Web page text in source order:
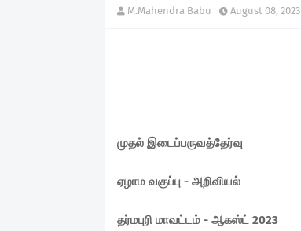
M.Mahendra Babu August 08, 2023
முதல் இடைப்பருவத்தேர்வு
ஏழாம வகுப்பு - அறிவியல்
தர்மபுரி மாவட்டம் - ஆகஸ்ட் 2023